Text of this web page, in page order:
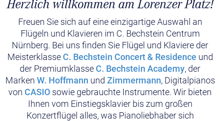
Herzlich willkommen am Lorenzer Platz!
Freuen Sie sich auf eine einzigartige Auswahl an
Flügeln und Klavieren im C. Bechstein Centrum
Nürnberg. Bei uns finden Sie Flügel und Klaviere der
Meisterklasse C. Bechstein Concert & Residence und
der Premiumklasse C. Bechstein Academy, der
Marken W. Hoffmann und Zimmermann, Digitalpianos
von CASIO sowie gebrauchte Instrumente. Wir bieten
Ihnen vom Einstiegsklavier bis zum großen
Konzertflügel alles, was Pianoliebhaber sich